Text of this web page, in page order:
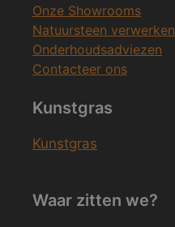
Onze Showrooms
Natuursteen verwerken
Onderhoudsadviezen
Contacteer ons
Kunstgras
Kunstgras
Waar zitten we?